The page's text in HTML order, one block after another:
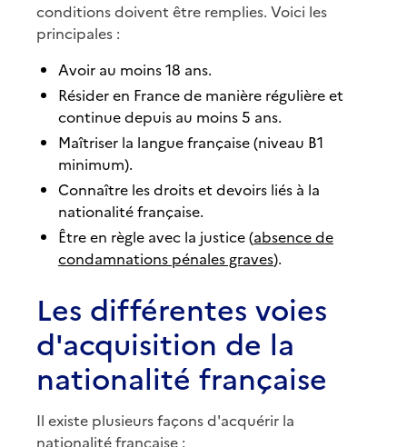
conditions doivent être remplies. Voici les
principales :
Avoir au moins 18 ans.
Résider en France de manière régulière et
continue depuis au moins 5 ans.
Maîtriser la langue française (niveau B1
minimum).
Connaître les droits et devoirs liés à la
nationalité française.
Être en règle avec la justice (absence de
condamnations pénales graves).
Les différentes voies
d'acquisition de la
nationalité française
Il existe plusieurs façons d'acquérir la
nationalité française :